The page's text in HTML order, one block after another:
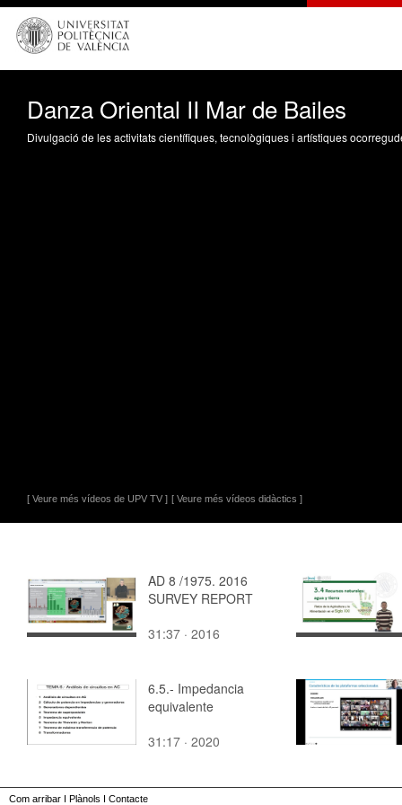
Danza Oriental II Mar de Bailes
Divulgació de les activitats científiques, tecnològiques i artístiques
[ Veure més vídeos de UPV TV ] [ Veure més vídeos didàctics ]
AD 8 /1975. 2016
SURVEY REPORT
31:37 · 2016
6.5.- Impedancia
equivalente
31:17 · 2020
Com arribar I Plànols I Contacte